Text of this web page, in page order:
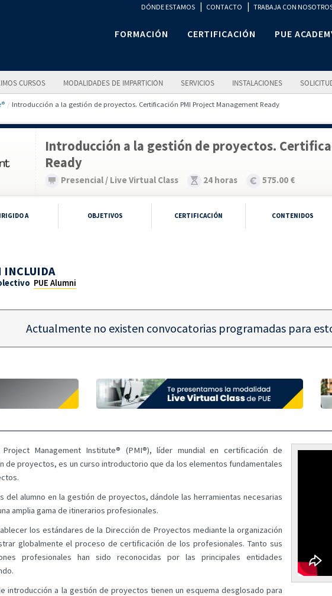
DÓNDE ESTAMOS | CONTACTO | TRABAJA CON
FORMACIÓN CERTIFICACIÓN PUE
CURSOS MODALIDADES DE IMPARTICIÓN SERVICIOS INSTALACIONES
Introducción a la gestión de proyectos. Certificación PMI Project Management Ready
Introducción a la gestión de proyectos.
Ready
Presencial / Live Virtual Class 24 horas 575.00 €
A OBJETIVOS CERTIFICACIÓN CONTENIDOS
INCLUIDA
PUE Alumni
Actualmente no existen convocatorias programadas para
Management Institute® (PMI®), líder mundial en certificación de
de proyectos, es un curso introductorio que da los elementos fundamentales
del alumno en la gestión de proyectos, dándole las herramientas necesarias
amplia gama de itinerarios profesionales.
los estándares de la Dirección de Proyectos mediante la organización
globalmente el proceso de certificación de los profesionales. Tanto sus
profesionales han sido reconocidas por las principales entidades
introducción a la gestión de proyectos tienen un esquema desglosado para